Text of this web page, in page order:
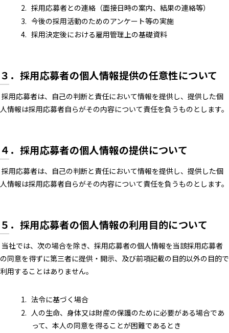
採用応募者との連絡（面接日時の案内、結果の連絡等）
今後の採用活動のためのアンケート等の実施
採用決定後における雇用管理上の基礎資料
３．採用応募者の個人情報提供の任意性について
採用応募者は、自己の判断と責任において情報を提供し、提供した個
人情報は採用応募者自らがその内容について責任を負うものとします。
４．採用応募者の個人情報の提供について
採用応募者は、自己の判断と責任において情報を提供し、提供した個
人情報は採用応募者自らがその内容について責任を負うものとします。
５．採用応募者の個人情報の利用目的について
当社では、次の場合を除き、採用応募者の個人情報を当該採用応募者
の同意を得ずに第三者に提供・開示、及び前項記載の目的以外の目的で
利用することはありません。
法令に基づく場合
人の生命、身体又は財産の保護のために必要がある場合であ
って、本人の同意を得ることが困難であるとき